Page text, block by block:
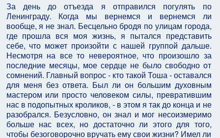
За день до отъезда я отправился погулять по
Ленинграду. Когда мы вернемся и вернемся ли
вообще, я не знал. Бесцельно бродя по улицам города,
где прошла вся моя жизнь, я пытался представить
себе, что может произойти с нашей группой дальше.
Несмотря на все то невероятное, что произошло за
последние месяцы, мое сердце не было свободно от
сомнений. Главный вопрос - кто такой Тоша - оставался
для меня без ответа. Был ли он большим духовным
мастером или просто человеком силы, превратившим
нас в подопытных кроликов, - в этом я так до конца и не
разобрался. Безусловно, он знал и мог несоизмеримо
больше нас всех, но достаточно ли этого для того,
чтобы безоговорочно вручать ему свои жизни? Имел ли